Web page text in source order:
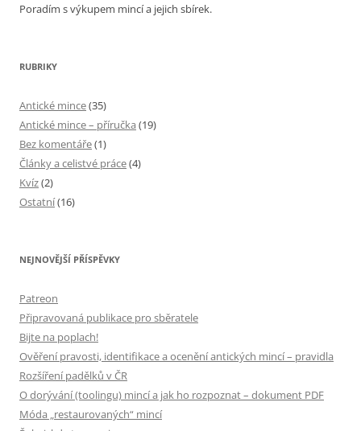
Poradím s výkupem mincí a jejich sbírek.
RUBRIKY
Antické mince(35)
Antické mince – příručka (19)
Bez komentáře(1)
Články a celistvé práce(4)
Kvíz(2)
Ostatní(16)
NEJNOVĚJŠÍ PŘÍSPĚVKY
Patreon
Připravovaná publikace pro sběratele
Bijte na poplach!
Ověření pravosti, identifikace a ocenění antických mincí – pravidla
Rozšíření padělků v ČR
O dorývání (toolingu) mincí a jak ho rozpoznat – dokument PDF
Móda „restaurovaných“ mincí